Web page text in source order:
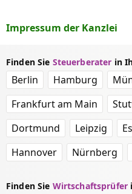
Impressum der Kanzlei
Finden Sie Steuerberater in
Berlin Hamburg
Frankfurt am Main
Dortmund
Leipzig
Hannover
Nürnberg
Finden Sie Wirtschaftsprüfer